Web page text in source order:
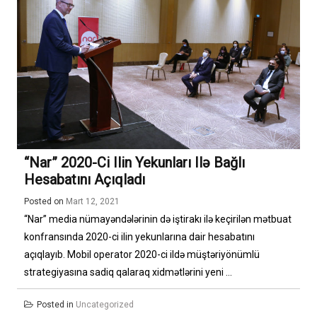
“Nar” 2020-Ci Ilin Yekunları Ilə Bağlı
Hesabatını Açıqladı
Posted on Mart 12, 2021
“Nar” media nümayəndələrinin də iştirakı ilə keçirilən mətbuat
konfransında 2020-ci ilin yekunlarına dair hesabatını
açıqlayıb. Mobil operator 2020-ci ildə müştəriyönümlü
strategiyasına sadiq qalaraq xidmətlərini yeni ...
Posted in Uncategorized